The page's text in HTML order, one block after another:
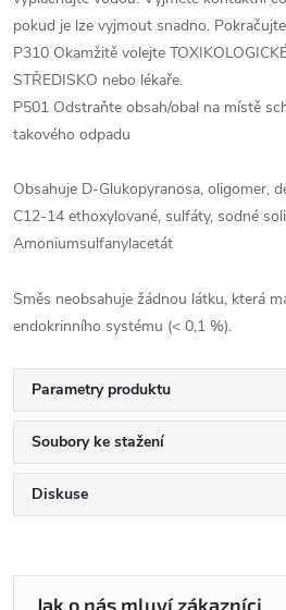
pokud je lze vyjmout snadno.
P310 Okamžitě volejte
STŘEDISKO nebo lékaře.
P501 Odstraňte obsah/obal na místě
takového odpadu
Obsahuje D-Glukopyranosa, oligomer,
C12-14 ethoxylované, sulfáty, sodné
Amoniumsulfanylacetát
Směs neobsahuje žádnou látku, která
endokrinního systému (< 0,1 %).
Parametry produktu
Soubory ke stažení
Diskuse